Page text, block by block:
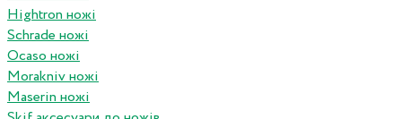
Hightron ножі
Schrade ножі
Ocaso ножі
Morakniv ножі
Maserin ножі